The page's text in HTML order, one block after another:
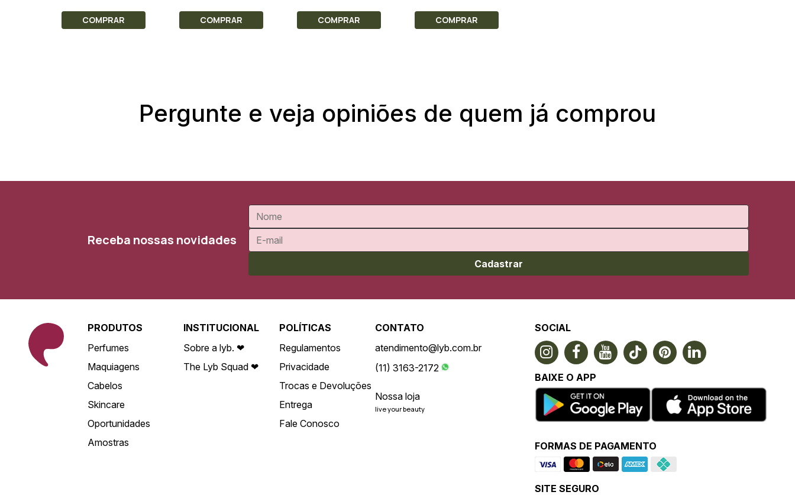
COMPRAR COMPRAR COMPRAR COMPRAR
Pergunte e veja opiniões de quem já comprou
Receba nossas novidades
Cadastrar
PRODUTOS
Perfumes
Maquiagens
Cabelos
Skincare
Oportunidades
Amostras
INSTITUCIONAL
Sobre a lyb. ❤
The Lyb Squad ❤
POLÍTICAS
Regulamentos
Privacidade
Trocas e Devoluções
Entrega
Fale Conosco
CONTATO
atendimento@lyb.com.br
(11) 3163-2172
Nossa loja
live your beauty
SOCIAL
BAIXE O APP
FORMAS DE PAGAMENTO
SITE SEGURO